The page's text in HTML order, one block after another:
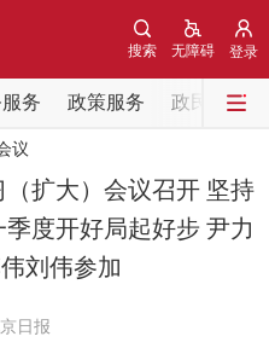
登录
无障碍
搜索
务 政策服务 政民互动
信息
息 部门动态
议
扩大）会议召开 坚持
度开好局起好步 尹力
刘伟参加
日报